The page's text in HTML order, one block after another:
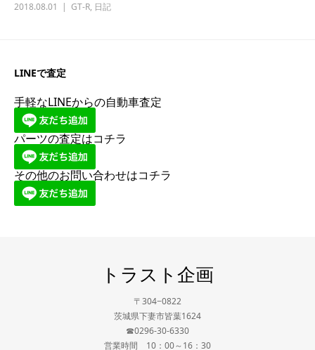
2018.08.01 GT-R, 日記
LINEで査定
手軽なLINEからの自動車査定
パーツの査定はコチラ
その他のお問い合わせはコチラ
トラスト企画
〒304−0822
茨城県下妻市皆葉1624
☎0296-30-6330
営業時間 10：00～16：30